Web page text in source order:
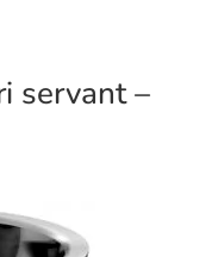
servant –